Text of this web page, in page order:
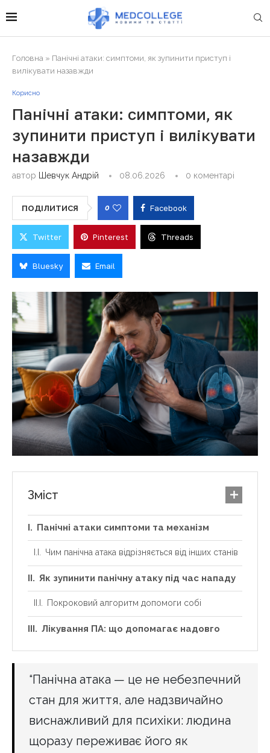
Головна » Панічні атаки: симптоми, як зупинити приступ і
вилікувати назавжди
Корисно
Панічні атаки: симптоми, як
зупинити приступ і вилікувати
назавжди
автор Шевчук Андрій 08.06.2026 0 коментарі
ПОДІЛИТИСЯ 0 Facebook
Twitter Pinterest Threads
Bluesky Email
Зміст
Панічні атаки симптоми та механізм
Чим панічна атака відрізняється від інших станів
Як зупинити панічну атаку під час нападу
Покроковий алгоритм допомоги собі
Лікування ПА: що допомагає надовго
“Панічна атака — це не небезпечний
стан для життя, але надзвичайно
виснажливий для психіки: людина
щоразу переживає його як